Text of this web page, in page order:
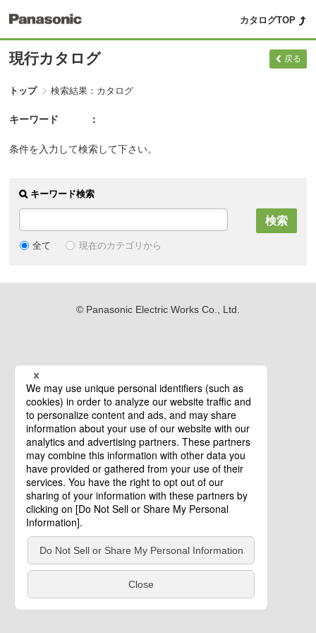
カタログTOP
現行カタログ 戻る
トップ 検索結果：カタログ
キーワード
条件を入力して検索して下さい。
キーワード検索
全て 現在のカテゴリから
© Panasonic Electric Works Co., Ltd.